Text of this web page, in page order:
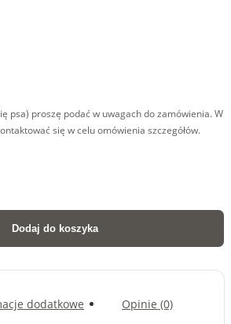
psa) proszę podać w uwagach do zamówienia. W
się w celu omówienia szczegółów.
Dodaj do koszyka
dodatkowe Opinie (0)